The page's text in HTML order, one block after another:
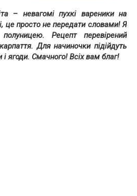
– невагомі пухкі вареники на
це просто не передати словами! Я
Рецепт перевірений
Для начиночки підійдуть
і ягоди. Смачного! Всіх вам благ!